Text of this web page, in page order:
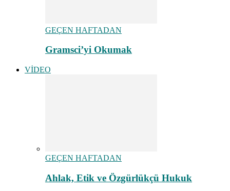
GEÇEN HAFTADAN
Gramsci’yi Okumak
VİDEO
GEÇEN HAFTADAN
Ahlak, Etik ve Özgürlükçü Hukuk